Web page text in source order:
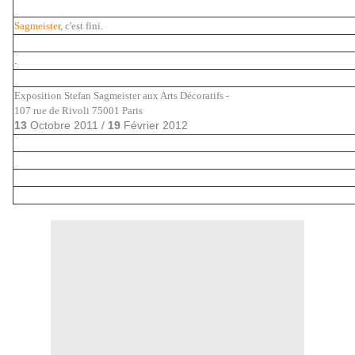
Sagmeister, c'est fini.
Exposition Stefan Sagmeister aux Arts Décoratifs -
107 rue de Rivoli 75001 Paris
13 Octobre 2011 / 19 Février 2012